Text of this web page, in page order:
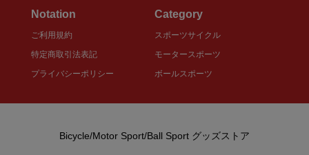
Notation
ご利用規約
特定商取引法表記
プライバシーポリシー
Category
スポーツサイクル
モータースポーツ
ボールスポーツ
Bicycle/Motor Sport/Ball Sport グッズストア